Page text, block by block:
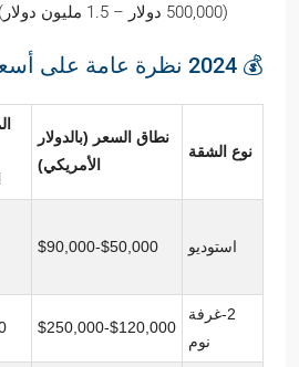
(500,000 دولار – 1.5 مليون دولار).
💰 2024 نظرة عامة على أسعار شقق الغردقة
نوع الشقة
نطاق السعر (بالدولار
الأمريكي)
استوديو $50,000-$90,000
2-غرفة
نوم
$120,000-$250,000